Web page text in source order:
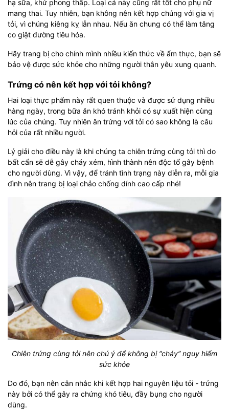
hạ sữa, khử phong thấp. Loại cá này cũng rất tốt cho phụ nữ
mang thai. Tuy nhiên, bạn không nên kết hợp chúng với gia vị
tỏi, vì chúng kiêng kỵ lẫn nhau. Nếu ăn chung có thể làm tăng
co giật đường tiêu hóa.
Hãy trang bị cho chính mình nhiều kiến thức về ẩm thực, bạn sẽ
bảo vệ được sức khỏe cho những người thân yêu xung quanh.
Trứng có nên kết hợp với tỏi không?
Hai loại thực phẩm này rất quen thuộc và được sử dụng nhiều
hàng ngày, trong bữa ăn khó tránh khỏi có sự xuất hiện cùng
lúc của chúng. Tuy nhiên ăn trứng với tỏi có sao không là câu
hỏi của rất nhiều người.
Lý giải cho điều này là khi chúng ta chiên trứng cùng tỏi thì do
bất cẩn sẽ dễ gây cháy xém, hình thành nên độc tố gây bệnh
cho người dùng. Vì vậy, để tránh tình trạng này diễn ra, mỗi gia
đình nên trang bị loại chảo chống dính cao cấp nhé!
Chiên trứng cùng tỏi nên chú ý để không bị “cháy” nguy hiểm
sức khỏe
Do đó, bạn nên cân nhắc khi kết hợp hai nguyên liệu tỏi - trứng
này bởi có thể gây ra chứng khó tiêu, đầy bụng cho người
dùng.